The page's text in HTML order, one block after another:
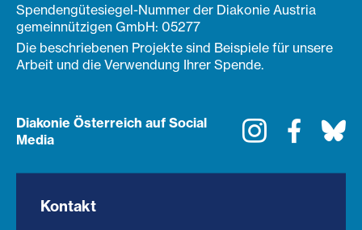
Spendengütesiegel-Nummer der Diakonie Austria
gemeinnützigen GmbH: 05277
Die beschriebenen Projekte sind Beispiele für unsere
Arbeit und die Verwendung Ihrer Spende.
Diakonie Österreich auf Social
Media
Instagram
Kontakt